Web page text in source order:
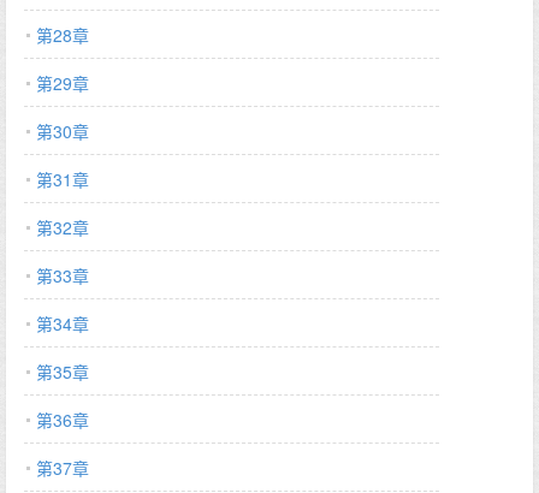
第28章
第29章
第30章
第31章
第32章
第33章
第34章
第35章
第36章
第37章